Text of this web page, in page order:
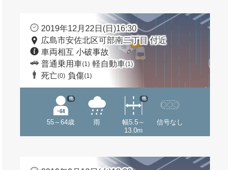
2019年12月22日(日)16:30
広島市安佐北区可部南二丁目 付近
車両相互 小破事故
普通乗用車(1) 軽自動車(1)
死亡(0) 負傷(1)
55～64歳
他
雨
幅5.5～
13.0m
他
信号なし